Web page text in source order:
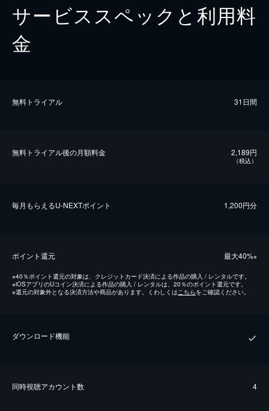
サービススペックと利用料
金
無料トライアル 31日間
無料トライアル後の⽉額料金 2,189円
（税込）
毎⽉もらえるU-NEXTポイント 1,200円分
ポイント還元 最⼤40%※
※40％ポイント還元の対象は、クレジットカード決済による作品の購入 / レンタルです。
※iOSアプリのUコイン決済による作品の購入 / レンタルは、20％のポイント還元です。
※還元の対象外となる決済方法や商品があります。くわしくはこちらをご確認ください。
ダウンロード機能
同時視聴アカウント数 4